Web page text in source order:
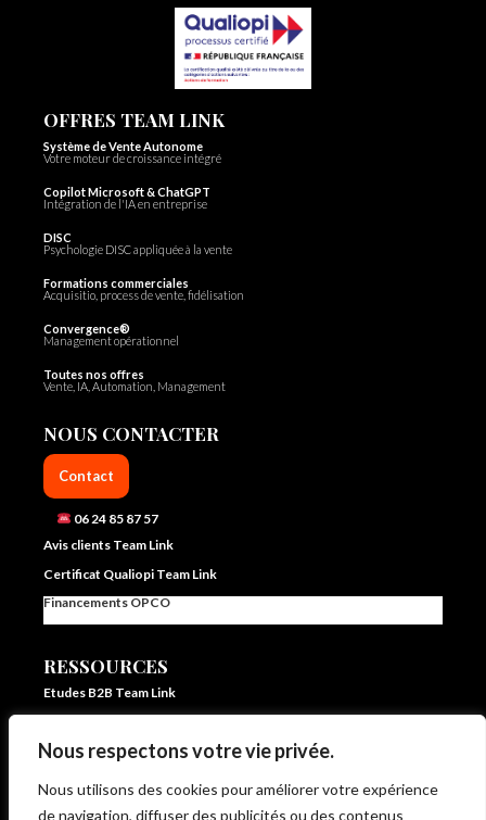
Nous respectons votre vie privée.
Nous utilisons des cookies pour améliorer votre expérience
de navigation, diffuser des publicités ou des contenus
OFFRES TEAM LINK
Système de Vente Autonome
Votre moteur de croissance intégré
Copilot Microsoft & ChatGPT
Intégration de l'IA en entreprise
DISC
Psychologie DISC appliquée à la vente
Formations commerciales
Acquisitio, process de vente, fidélisation
Convergence®
Management opérationnel
Toutes nos offres
Vente, IA, Automation, Management
NOUS CONTACTER
Contact
06 24 85 87 57
Avis clients Team Link
Certificat Qualiopi Team Link
Financements OPCO
RESSOURCES
Etudes B2B Team Link
Blog IA et vente – Team Link
Livrets d’accueil et statistiques